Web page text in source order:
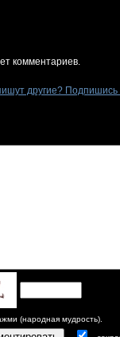
комментариев.
другие?
(народная мудрость).